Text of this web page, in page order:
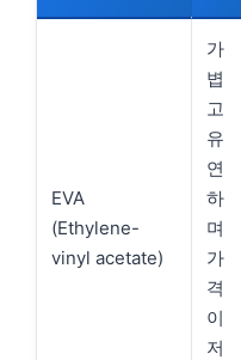
EVA
(Ethylene-
vinyl acetate)
가
볍
고
유
연
하
며
가
격
이
저